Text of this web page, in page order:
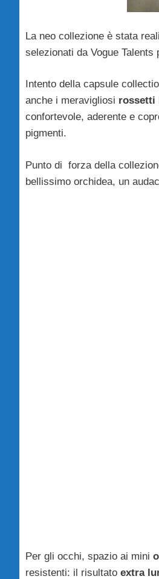
La neo collezione è stata
selezionati da Vogue Talents
Intento della capsule
anche i meravigliosi rossetti
confortevole, aderente e
pigmenti.
Punto di forza della
bellissimo orchidea, un
Per gli occhi, spazio ai mini
resistenti: il risultato extra